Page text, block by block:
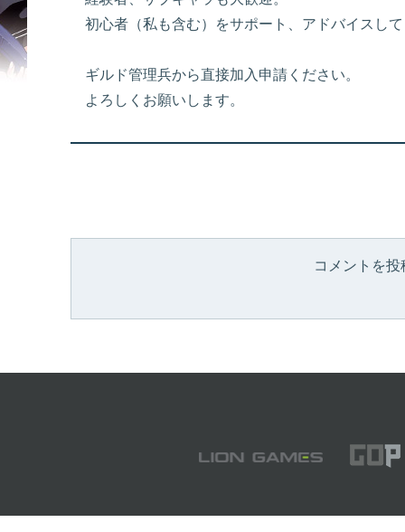
初心者（私も含む）をサポート、アドバイスし
ギルド管理兵から直接加入申請ください。
よろしくお願いします。
コメントを